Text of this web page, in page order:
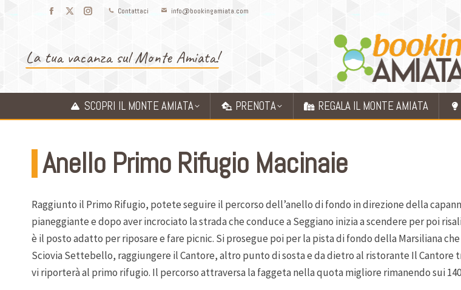
Facebook
in
window
X
in
window
Instagram
in
window
Contattaci info@bookingamiata.com
La tua vacanza sul Monte Amiata!
SCOPRI IL MONTE AMIATA PRENOTA REGALA IL MONTE AMIATA
Anello Primo Rifugio Macinaie
Raggiunto il Primo Rifugio, potete seguire il percorso dell’anello di fondo in direzione della
pianeggiante e dopo aver incrociato la strada che conduce a Seggiano inizia a scendere per poi
è il posto adatto per riposare e fare picnic. Si prosegue poi per la pista di fondo della Marsiliana
Sciovia Settebello, raggiungere il Cantore, altro punto di sosta e da dietro al ristorante Il Cantore
vi riporterà al primo rifugio. Il percorso attraversa la faggeta nella quota migliore rimanendo sui